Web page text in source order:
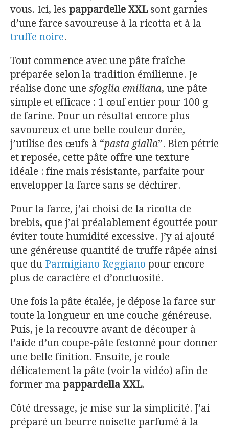
vous. Ici, les pappardelle XXLsont garnies
d’une farce savoureuse à la ricotta et à la
truffe noire.
Tout commence avec une pâte fraîche
préparée selon la tradition émilienne. Je
réalise donc une sfoglia emiliana, une pâte
simple et efficace : 1 œuf entier pour 100 g
de farine. Pour un résultat encore plus
savoureux et une belle couleur dorée,
j’utilise des œufs à “pasta gialla”. Bien pétrie
et reposée, cette pâte offre une texture
idéale : fine mais résistante, parfaite pour
envelopper la farce sans se déchirer.
Pour la farce, j’ai choisi de la ricotta de
brebis, que j’ai préalablement égouttée pour
éviter toute humidité excessive. J’y ai ajouté
une généreuse quantité de truffe râpée ainsi
que du Parmigiano Reggiano pour encore
plus de caractère et d’onctuosité.
Une fois la pâte étalée, je dépose la farce sur
toute la longueur en une couche généreuse.
Puis, je la recouvre avant de découper à
l’aide d’un coupe-pâte festonné pour donner
une belle finition. Ensuite, je roule
délicatement la pâte (voir la vidéo) afin de
former ma pappardella XXL.
Côté dressage, je mise sur la simplicité. J’ai
préparé un beurre noisette parfumé à la